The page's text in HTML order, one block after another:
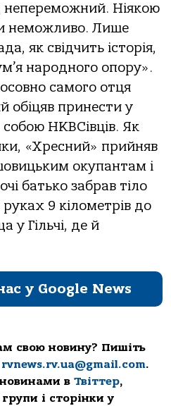
непереможний. Ніякою
неможливо. Лише
як свідчить історія,
народного опору».
самого отця
обіцяв принести у
собою НКВСівців. Як
«Хресний» прийняв
окупантам і
батько забрав тіло
9 кілометрів до
у Гільчі, де й
у Google News
свою новину? Пишіть
rvnews.rv.ua@gmail.com.
в Твіттер,
і сторінки у